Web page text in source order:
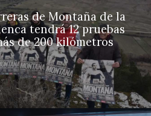
de Montaña de la
tendrá 12 pruebas
de 200 kilómetros